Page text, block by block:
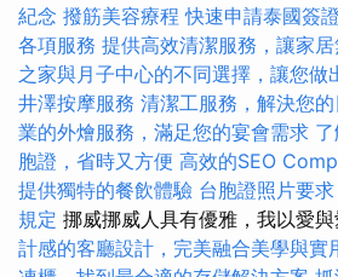
紀念 撥筋美容療程 快速申請泰國簽證
各項服務 提供高效清潔服務，讓家
之家與月子中心的不同選擇，讓您做
井澤按摩服務 清潔工服務，解決您
業的外燴服務，滿足您的宴會需求
胞證，省時又方便 高效的SEO
提供獨特的餐飲體驗 台胞證照片要
規定 挪威挪威人具有優雅，我以愛與
計感的客廳設計，完美融合美學與實